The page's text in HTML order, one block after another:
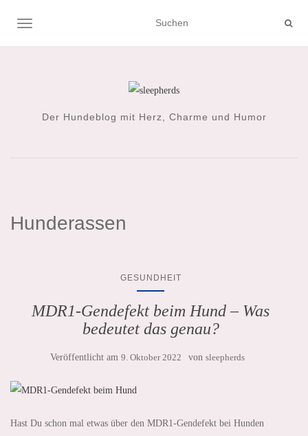
NAVIGATION UMSCHALTEN
Der Hundeblog mit Herz, Charme und Humor
Hunderassen
GESUNDHEIT
MDR1-Gendefekt beim Hund – Was
bedeutet das genau?
Veröffentlicht am 9. Oktober 2022 von sleepherds
Hast Du schon mal etwas über den MDR1-Gendefekt bei Hunden